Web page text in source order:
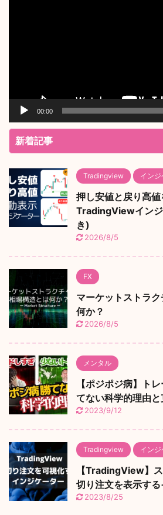
00:00
新着記事
Tradingview イン
押し安値と戻り高
TradingViewイン
き)
2026/8/5
FX
マーケットストラ
何か？
2026/8/5
メンタル
【ポジポジ病】ト
てない科学的理由
2023/9/12
Tradingview イン
【TradingView】
切り注文を表示す
2023/8/25